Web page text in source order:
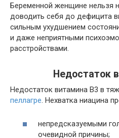
Беременной женщине нельзя
доводить себя до дефицита
сильным ухудшением
и даже неприятными
расстройствами.
Недостаток
Недостаток витамина B3 в
пеллагре. Нехватка ниацина
непредсказуемыми
очевидной причины;